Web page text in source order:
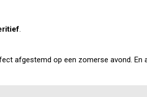
.
afgestemd op een zomerse avond.